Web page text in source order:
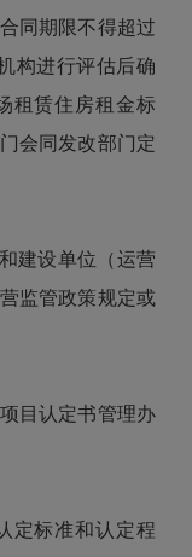
同期限不得超过
构进行评估后确
租赁住房租金标
会同发改部门定
建设单位（运营
监管政策规定或
目认定书管理办
标准和认定程